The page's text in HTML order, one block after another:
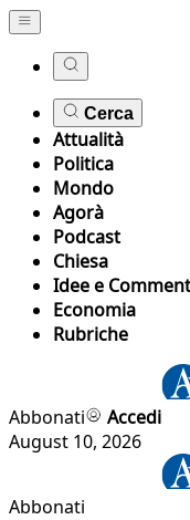
Cerca
Attualità
Politica
Mondo
Agorà
Podcast
Chiesa
Idee e
Economia
Rubriche
Abbonati
Accedi
August 10, 2026
Abbonati